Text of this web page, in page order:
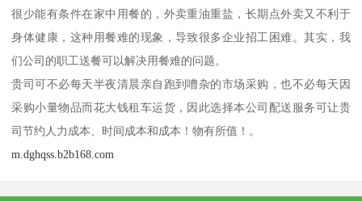
很少能有条件在家中用餐的，外卖重油重盐，长期点外卖又不利于
身体健康，这种用餐难的现象，导致很多企业招工困难。其实，我
们公司的职工送餐可以解决用餐难的问题。
贵司可不必每天半夜清晨亲自跑到嘈杂的市场采购，也不必每天因
采购小量物品而花大钱租车运货，因此选择本公司配送服务可让贵
司节约人力成本、时间成本和成本！物有所值！。
m.dghqss.b2b168.com